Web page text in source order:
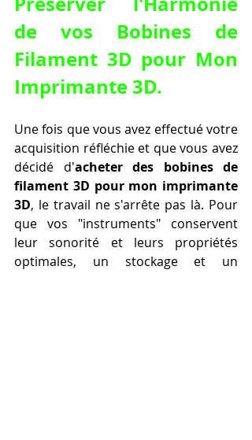
de vos Bobines de
Filament 3D pour Mon
Imprimante 3D.
Une fois que vous avez effectué votre
acquisition réfléchie et que vous avez
décidé d'acheter des bobines de
filament 3D pour mon imprimante
3D, le travail ne s'arrête pas là. Pour
que vos "instruments" conservent
leur sonorité et leurs propriétés
optimales, un stockage et un